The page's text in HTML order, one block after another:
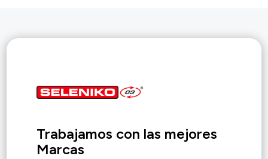
Trabajamos con las mejores
Marcas